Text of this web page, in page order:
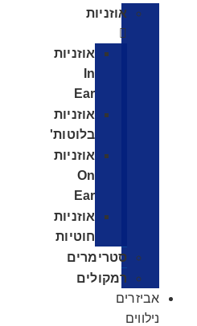
אוזניות
אוזניות
In
Ear
אוזניות
בלוטות'
אוזניות
On
Ear
אוזניות
חוטיות
סטרימרים
רמקולים
אביזרים
נילווים